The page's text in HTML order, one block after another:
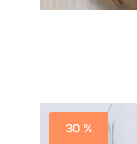
30 %